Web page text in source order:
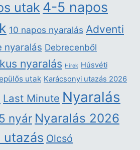
utak 4-5 napos
10 napos nyaralás Adventi
nyaralás Debrecenből
nyaralás Hírek Húsvéti
utak Karácsonyi utazás 2026
Last Minute Nyaralás
nyár Nyaralás 2026
utazás Olcsó